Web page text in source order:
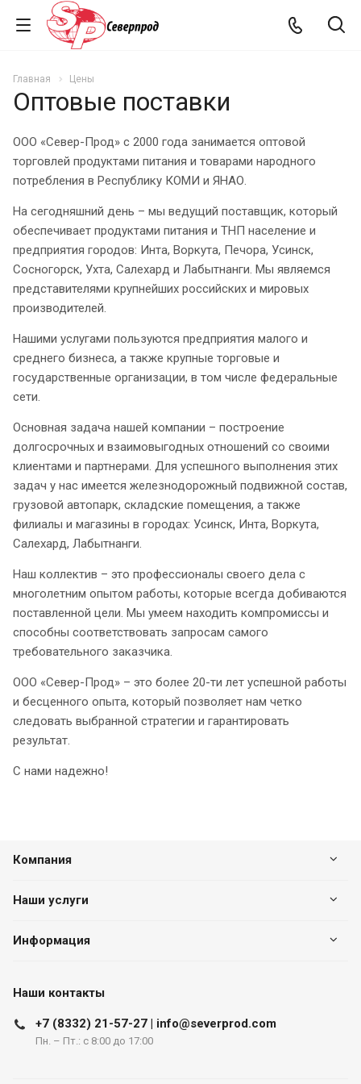
Главная Цены
Оптовые поставки
ООО «Север-Прод» с 2000 года занимается оптовой
торговлей продуктами питания и товарами народного
потребления в Республику КОМИ и ЯНАО.
На сегодняшний день – мы ведущий поставщик, который
обеспечивает продуктами питания и ТНП население и
предприятия городов: Инта, Воркута, Печора, Усинск,
Сосногорск, Ухта, Салехард и Лабытнанги. Мы являемся
представителями крупнейших российских и мировых
производителей.
Нашими услугами пользуются предприятия малого и
среднего бизнеса, а также крупные торговые и
государственные организации, в том числе федеральные
сети.
Основная задача нашей компании – построение
долгосрочных и взаимовыгодных отношений со своими
клиентами и партнерами. Для успешного выполнения этих
задач у нас имеется железнодорожный подвижной состав,
грузовой автопарк, складские помещения, а также
филиалы и магазины в городах: Усинск, Инта, Воркута,
Салехард, Лабытнанги.
Наш коллектив – это профессионалы своего дела с
многолетним опытом работы, которые всегда добиваются
поставленной цели. Мы умеем находить компромиссы и
способны соответствовать запросам самого
требовательного заказчика.
ООО «Север-Прод» – это более 20-ти лет успешной работы
и бесценного опыта, который позволяет нам четко
следовать выбранной стратегии и гарантировать
результат.
С нами надежно!
Компания
Наши услуги
Информация
Наши контакты
+7 (8332) 21-57-27 | info@severprod.com
Пн. – Пт.: с 8:00 до 17:00